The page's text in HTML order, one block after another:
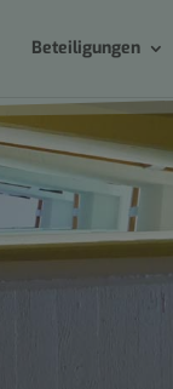
Beteiligungen